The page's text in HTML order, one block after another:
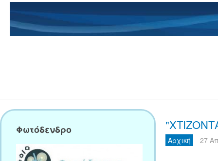
Αρχική 27
Φωτόδενδρο